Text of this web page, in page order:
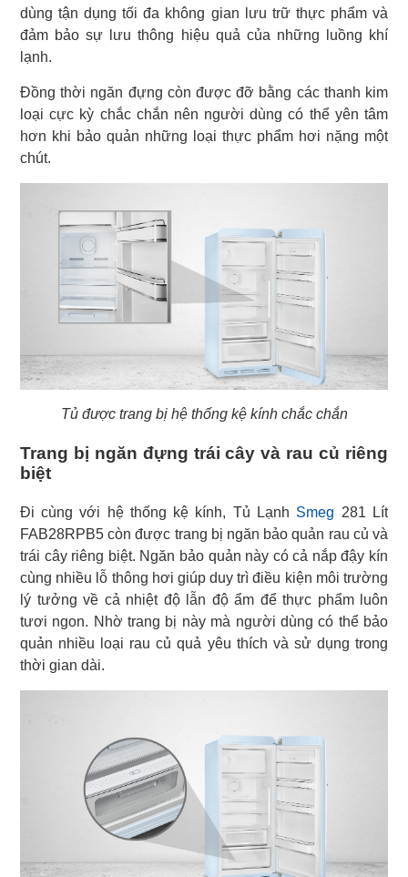
dùng tận dụng tối đa không gian lưu trữ thực phẩm và
đảm bảo sự lưu thông hiệu quả của những luồng khí
lạnh.
Đồng thời ngăn đựng còn được đỡ bằng các thanh kim
loại cực kỳ chắc chắn nên người dùng có thể yên tâm
hơn khi bảo quản những loại thực phẩm hơi nặng một
chút.
Tủ được trang bị hệ thống kệ kính chắc chắn
Trang bị ngăn đựng trái cây và rau củ riêng
biệt
Đi cùng với hệ thống kệ kính, Tủ Lạnh Smeg 281 Lít
FAB28RPB5 còn được trang bị ngăn bảo quản rau củ và
trái cây riêng biệt. Ngăn bảo quản này có cả nắp đậy kín
cùng nhiều lỗ thông hơi giúp duy trì điều kiện môi trường
lý tưởng về cả nhiệt độ lẫn độ ẩm để thực phẩm luôn
tươi ngon. Nhờ trang bị này mà người dùng có thể bảo
quản nhiều loại rau củ quả yêu thích và sử dụng trong
thời gian dài.